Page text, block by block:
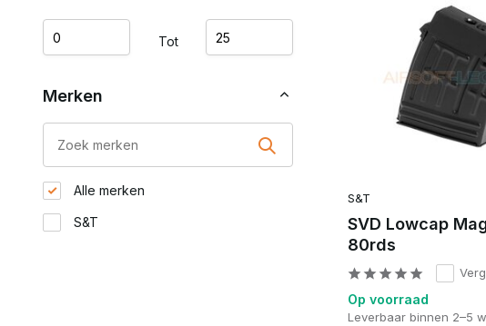
Tot
Merken
Alle merken
S&T
S&T
SVD Lowcap
80rds
Op voorraad
Leverbaar binnen 2–5